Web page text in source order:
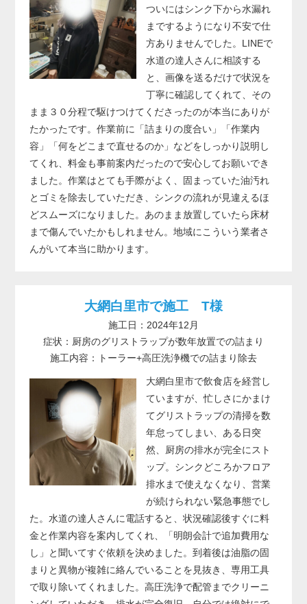
ついにはシンク下から水漏れ
までするようになり不安で仕
方ありませんでした。LINEで
水道の達人さんに相談する
と、画像を送るだけで状況を
丁寧に確認してくれて、その
まま３０分程で駆けつけてくださったのが本当にありが
たかったです。作業前に「詰まりの度合い」「作業内
容」「何をどこまで直せるのか」などをしっかり説明し
てくれ、料金も事前案内だったので安心してお願いでき
ました。作業はとても手際がよく、固まっていた油汚れ
とゴミを除去していただき、シンクの流れが見違えるほ
どスムーズになりました。あのまま放置していたら床材
まで傷んでいたかもしれません。地域にこういう業者さ
んがいて本当に助かります。
大網白里市で施工 T様
施工日：2024年12月
症状：厨房のグリストラップが数年放置での詰まり
施工内容：トーラー+高圧洗浄機での詰まり除去
大網白里市で飲食店を経営し
ていますが、忙しさにかまけ
てグリストラップの清掃を数
年怠ってしまい、ある日突
然、厨房の排水が完全にスト
ップ。シンクどころかフロア
排水まで使えなくなり、営業
が続けられない緊急事態でし
た。水道の達人さんに電話すると、状況確認後すぐに料
金と作業内容を案内してくれ、「明朗会計で追加費用な
し」と聞いてすぐ依頼を決めました。到着後は油脂の固
まりと異物が複雑に絡んでいることを見抜き、専用工具
で取り除いてくれました。高圧洗浄で配管までクリーニ